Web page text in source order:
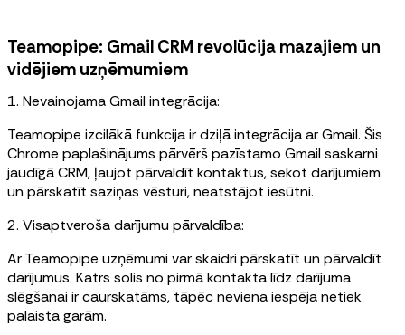
Teamopipe: Gmail CRM revolūcija mazajiem un
vidējiem uzņēmumiem
1. Nevainojama Gmail integrācija:
Teamopipe izcilākā funkcija ir dziļā integrācija ar Gmail. Šis
Chrome paplašinājums pārvērš pazīstamo Gmail saskarni
jaudīgā CRM, ļaujot pārvaldīt kontaktus, sekot darījumiem
un pārskatīt saziņas vēsturi, neatstājot iesūtni.
2. Visaptveroša darījumu pārvaldība:
Ar Teamopipe uzņēmumi var skaidri pārskatīt un pārvaldīt
darījumus. Katrs solis no pirmā kontakta līdz darījuma
slēgšanai ir caurskatāms, tāpēc neviena iespēja netiek
palaista garām.